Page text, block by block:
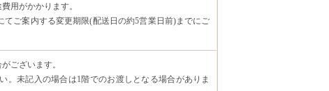
用がかかります。
ご案内する変更期限(配送日の約5営業日前)までにご
ございます。
未記入の場合は1階でのお渡しとなる場合がありま